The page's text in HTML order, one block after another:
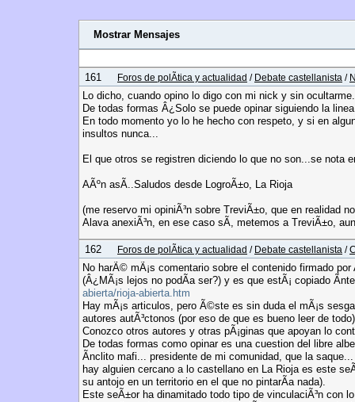
Mostrar Mensajes
161 Foros de polÃ­tica y actualidad / Debate castellanista /
Lo dicho, cuando opino lo digo con mi nick y sin ocultarme.
De todas formas Â¿Solo se puede opinar siguiendo la
En todo momento yo lo he hecho con respeto, y si en
insultos nunca...
El que otros se registren diciendo lo que no son...se nota
AÃºn asÃ­..Saludos desde LogroÃ±o, La Rioja
(me reservo mi opiniÃ³n sobre TreviÃ±o, que en realidad
Alava anexiÃ³n, en ese caso sÃ­, metemos a TreviÃ±o,
162 Foros de polÃ­tica y actualidad / Debate castellanista /
No harÃ© mÃ¡s comentario sobre el contenido firmado
(Â¿MÃ¡s lejos no podÃ­a ser?) y es que estÃ¡ copiado
abierta/rioja-abierta.htm
Hay mÃ¡s articulos, pero Ã©ste es sin duda el mÃ¡s
autores autÃ³ctonos (por eso de que es bueno leer de
Conozco otros autores y otras pÃ¡ginas que apoyan lo
De todas formas como opinar es una cuestion del libre
Ã­nclito mafi... presidente de mi comunidad, que la
hay alguien cercano a lo castellano en La Rioja es este
su antojo en un territorio en el que no pintarÃ­a nada).
Este seÃ±or ha dinamitado todo tipo de vinculaciÃ³n con